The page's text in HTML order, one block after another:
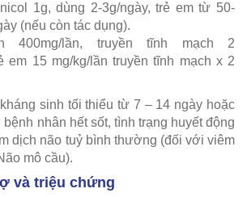
1g, dùng 2-3g/ngày, trẻ em từ 50-
(nếu còn tác dụng).
400mg/lần, truyền tĩnh mạch 2
em 15 mg/kg/lần truyền tĩnh mạch x 2
sinh tối thiểu từ 7 – 14 ngày hoặc
nhân hết sốt, tình trạng huyết động
dịch não tuỷ bình thường (đối với viêm
mô cầu).
và triệu chứng